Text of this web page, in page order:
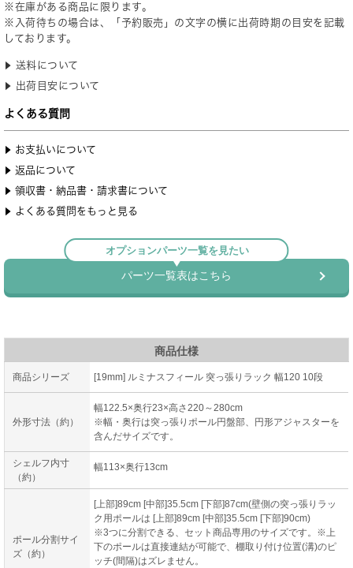
商品仕様
商品シリーズ [19mm] ルミナスフィール 突っ張りラック 幅120 10段
外形寸法（約）
幅122.5×奥行23×高さ220～280cm
※幅・奥行は突っ張りポール円盤部、円形アジャスターを
含んだサイズです。
シェルフ内寸
（約）
幅113×奥行13cm
ポール分割サイ
ズ（約）
[上部]89cm [中部]35.5cm [下部]87cm(壁側の突っ張りラッ
ク用ポールは [上部]89cm [中部]35.5cm [下部]90cm)
※3つに分割できる、セット商品専用のサイズです。※上
下のポールは直接連結が可能で、棚取り付け位置(溝)のピ
ッチ(間隔)はズレません。